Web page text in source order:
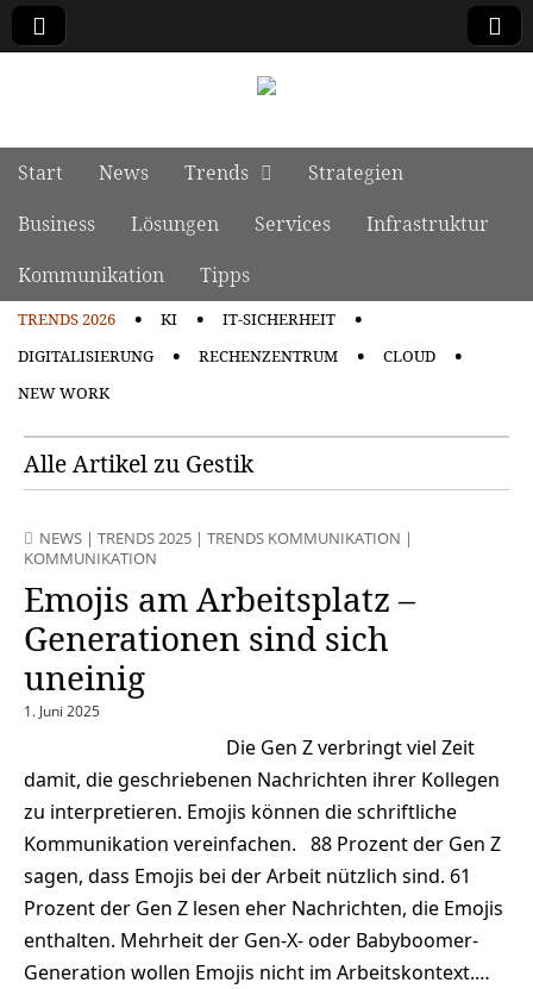
Main menu
Skip to content
Start News Trends
Strategien
Business
Lösungen Services
Infrastruktur
Kommunikation
Tipps
TRENDS 2026 KI
IT-SICHERHEIT
DIGITALISIERUNG
RECHENZENTRUM
CLOUD
NEW WORK
Alle Artikel zu Gestik
NEWS | TRENDS 2025 | TRENDS KOMMUNIKATION |
KOMMUNIKATION
Emojis am Arbeitsplatz –
Generationen sind sich
uneinig
1. Juni 2025
Die Gen Z verbringt viel Zeit
damit, die geschriebenen Nachrichten ihrer Kollegen
zu interpretieren. Emojis können die schriftliche
Kommunikation vereinfachen. 88 Prozent der Gen Z
sagen, dass Emojis bei der Arbeit nützlich sind. 61
Prozent der Gen Z lesen eher Nachrichten, die Emojis
enthalten. Mehrheit der Gen-X- oder Babyboomer-
Generation wollen Emojis nicht im Arbeitskontext.…